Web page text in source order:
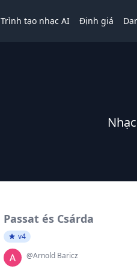
Trình tạo nhạc AI Định giá
Passat és Csárda
v4
@Arnold Baricz